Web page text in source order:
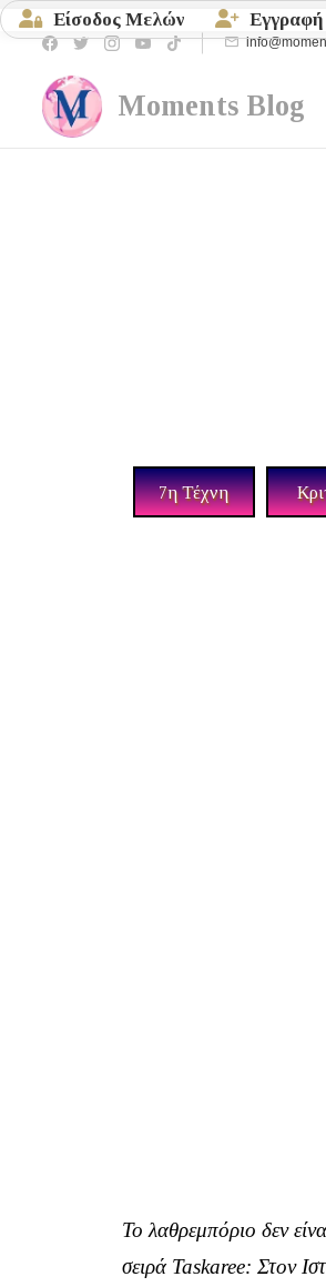
Είσοδος Μελών
Moments Blog
7η Τέχνη
Το λαθρεμπόριο δεν
σειρά Taskaree: Στον